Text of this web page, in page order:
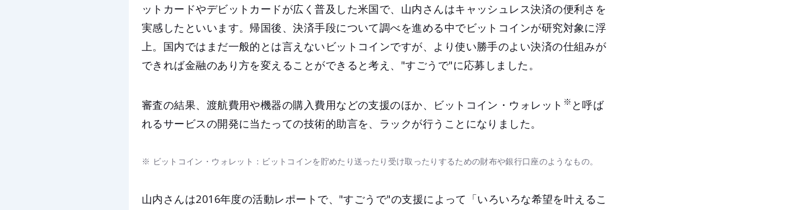
ットカードやデビットカードが広く普及した米国で、山内さんはキャッシュレス決済の便利さを
実感したといいます。帰国後、決済手段について調べを進める中でビットコインが研究対象に浮
上。国内ではまだ一般的とは言えないビットコインですが、より使い勝手のよい決済の仕組みが
できれば金融のあり方を変えることができると考え、"すごうで"に応募しました。
審査の結果、渡航費用や機器の購入費用などの支援のほか、ビットコイン・ウォレット ※ と呼ば
れるサービスの開発に当たっての技術的助言を、ラックが行うことになりました。
※ ビットコイン・ウォレット：ビットコインを貯めたり送ったり受け取ったりするための財布や銀行口座のようなもの。
山内さんは2016年度の活動レポートで、"すごうで"の支援によって「いろいろな希望を叶えるこ